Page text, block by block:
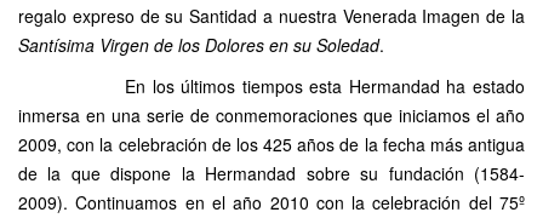
regalo expreso de su Santidad a nuestra Venerada Imagen de la
Santísima Virgen de los Dolores en su Soledad.
En los últimos tiempos esta Hermandad ha estado
inmersa en una serie de conmemoraciones que iniciamos el año
2009, con la celebración de los 425 años de la fecha más antigua
de la que dispone la Hermandad sobre su fundación (1584-
2009). Continuamos en el año 2010 con la celebración del 75º